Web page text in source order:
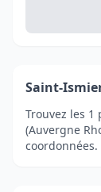
Saint-
Trouvez les
(Auvergne
coordonnées.